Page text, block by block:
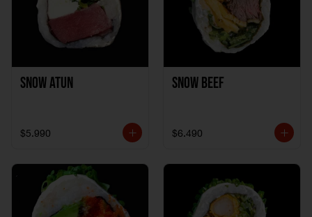
Snow Atun
$5.990
Snow Beef
$6.490